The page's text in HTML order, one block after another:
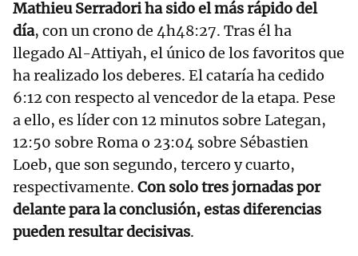
Mathieu Serradori ha sido el más rápido del
día, con un crono de 4h48:27. Tras él ha
llegado Al-Attiyah, el único de los favoritos que
ha realizado los deberes. El cataría ha cedido
6:12 con respecto al vencedor de la etapa. Pese
a ello, es líder con 12 minutos sobre Lategan,
12:50 sobre Roma o 23:04 sobre Sébastien
Loeb, que son segundo, tercero y cuarto,
respectivamente. Con solo tres jornadas por
delante para la conclusión, estas diferencias
pueden resultar decisivas.